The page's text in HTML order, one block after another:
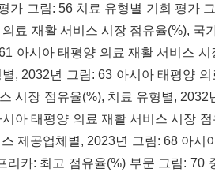
가 그림: 56 치료 유형별 기회 평가
료 재활 서비스 시장 점유율(%),
아시아 태평양 의료 재활 서비스
, 2032년 그림: 63 아시아 태평양
시장 점유율(%), 치료 유형별,
아 태평양 의료 재활 서비스 시장
제공업체별, 2023년 그림: 68 아
리카: 최고 점유율(%) 부문 그림: 70